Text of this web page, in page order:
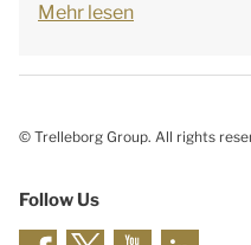
Mehr lesen
© Trelleborg Group. All rights
Follow Us